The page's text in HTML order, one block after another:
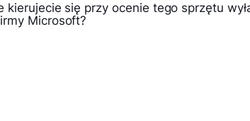
kierujecie się przy ocenie tego sprzętu
Microsoft?